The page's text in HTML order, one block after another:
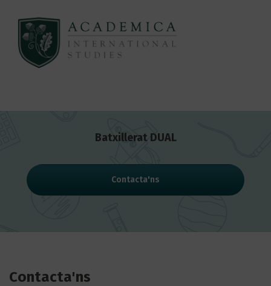
Batxillerat DUAL
Contacta'ns
Contacta'ns